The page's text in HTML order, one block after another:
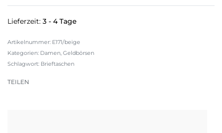
Lieferzeit: 3 - 4 Tage
E171/beige
Kategorien: Damen Geldbörsen
Schlagwort: Brieftaschen
TEILEN